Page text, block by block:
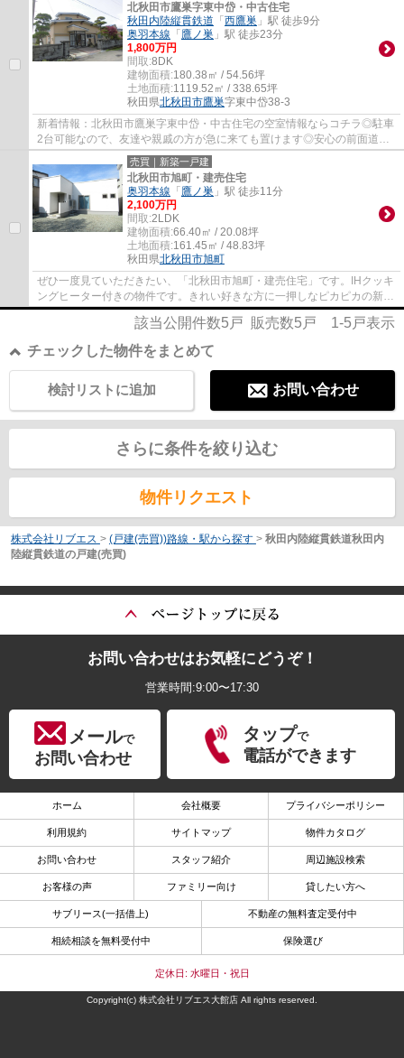
北秋田市鷹巣字東中岱・中古住宅
秋田内陸縦貫鉄道 「 西鷹巣 」駅 徒歩9分
奥羽本線 「 鷹ノ巣 」駅 徒歩23分
1,800万円
間取:8DK
建物面積:180.38㎡ / 54.56坪
土地面積:1119.52㎡ / 338.65坪
秋田県北秋田市鷹巣字東中岱38-3
新着情報：北秋田市鷹巣字東中岱・中古住宅の空室情報ならコチラ◎駐車
2台可能なので、友達や親戚の方が急に来ても置けます◎安心の前面道路
6m以上の条件を備えております◎ついつい後回...
売買｜新築一戸建
北秋田市旭町・建売住宅
奥羽本線 「 鷹ノ巣 」駅 徒歩11分
2,100万円
間取:2LDK
建物面積:66.40㎡ / 20.08坪
土地面積:161.45㎡ / 48.83坪
秋田県北秋田市旭町
ぜひ一度見ていただきたい、「北秋田市旭町・建売住宅」です。IHクッキ
ングヒーター付きの物件です。きれい好きな方に一押しなピカピカの新築
物件です。2LDKで、快適なキッチンとリビ...
該当公開件数5 戸 販売数5 戸 1-5 戸表示
チェックした物件をまとめて
お問い合わせ
検討リストに追加
さらに条件を絞り込む
物件リクエスト
株式会社リブエス > (戸建(売買))路線・駅から探す > 秋田内陸縦貫鉄道秋田内
陸縦貫鉄道の戸建(売買)
お問い合わせはお気軽にどうぞ！
営業時間:9:00〜17:30
メールで
お問い合わせ
タップで
電話ができます
ホーム 会社概要 プライバシーポリシー
利用規約 サイトマップ 物件カタログ
お問い合わせ スタッフ紹介 周辺施設検索
お客様の声 ファミリー向け 貸したい方へ
サブリース(一括借上) 不動産の無料査定受付中
相続相談を無料受付中 保険選び
定休日: 水曜日・祝日
Copyright(c) 株式会社リブエス大館店 All rights reserved.